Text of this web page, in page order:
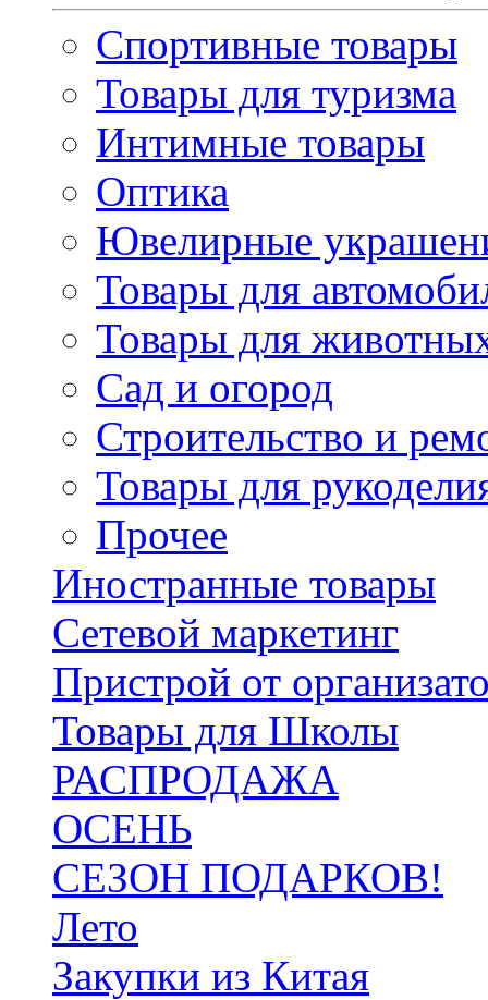
Спортивные товары
Товары для туризма
Интимные товары
Оптика
Ювелирные
Товары для
Товары для
Сад и огород
Строительство и
Товары для
Прочее
Иностранные товары
Сетевой маркетинг
Пристрой от
Товары для Школы
РАСПРОДАЖА
ОСЕНЬ
СЕЗОН ПОДАРКОВ!
Лето
Закупки из Китая